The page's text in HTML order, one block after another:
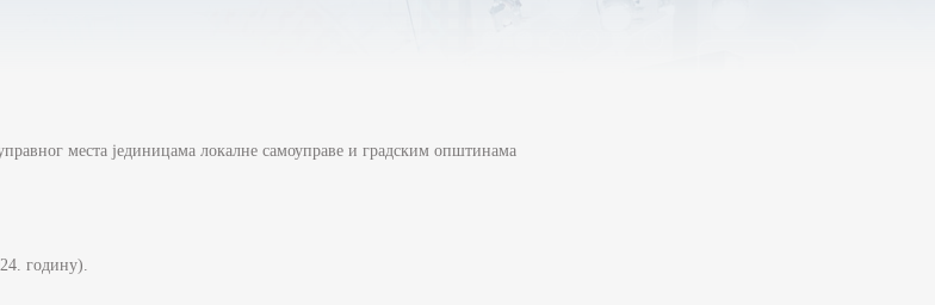
У ВЕЗИ
места јединицама локалне самоуправе и градским општинама
годину).